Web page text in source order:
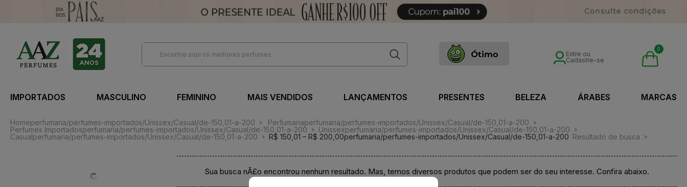
Entre ou
Cadastre-se
0
IMPORTADOS MASCULINO FEMININO MAIS VENDIDOS LANÇAMENTOS PRESENTES BELEZA ÁRABES MARCAS
Homeperfumaria/perfumes-importados/Unissex/Casual/de-150,01-a-200 Perfumariaperfumaria/perfumes-importados/Unissex/Casual/de-150,01-a-200
Perfumes Importadosperfumaria/perfumes-importados/Unissex/Casual/de-150,01-a-200 Unissexperfumaria/perfumes-importados/Unissex/Casual/de-150,01-a-200
Casual perfumaria/perfumes-importados/Unissex/Casual/de-150,01-a-200 R$ 150,01 – R$ 200,00perfumaria/perfumes-importados/Unissex/Casual/de-150,01-a-200 Resultado de busca
Sua busca nÃ£o encontrou nenhum resultado. Mas, temos diversos produtos que podem ser do seu interesse. Confira abaixo.